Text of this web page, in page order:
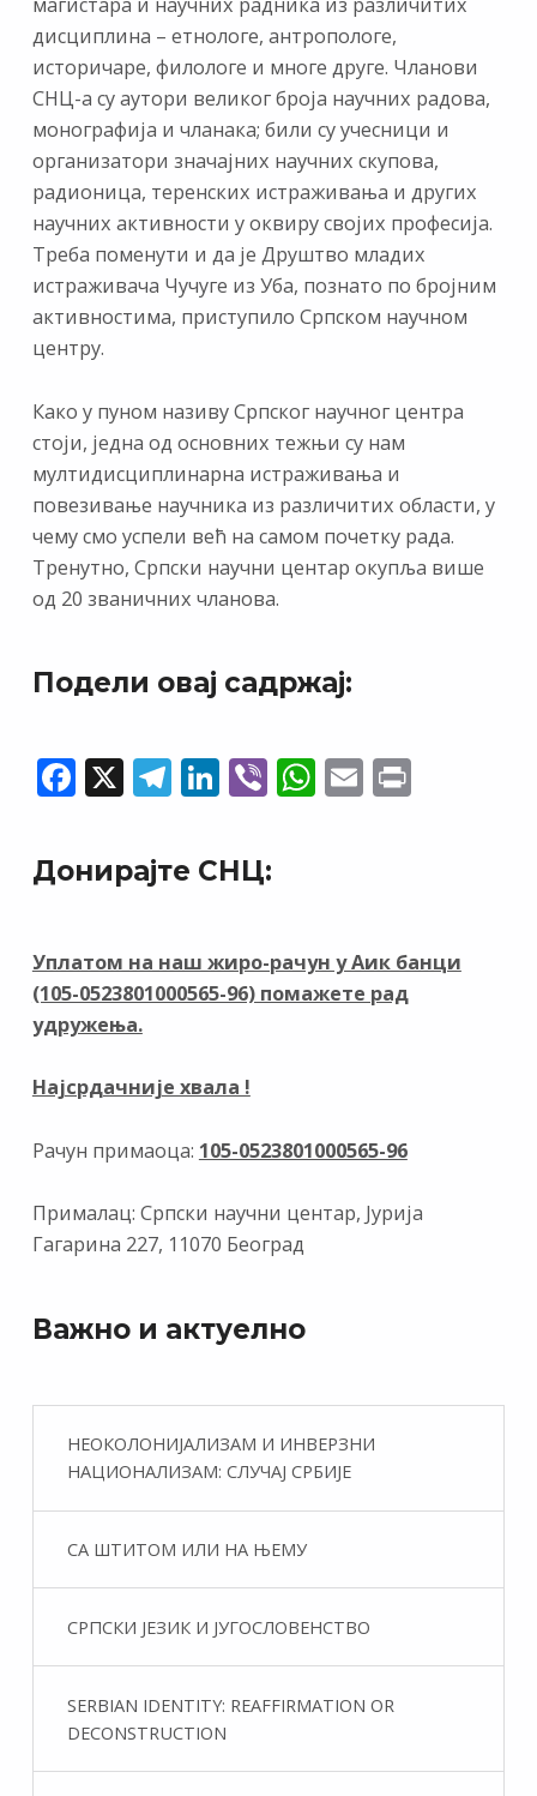
дисциплина – етнологе, антропологе,
историчаре, филологе и многе друге. Чланови
СНЦ-а су аутори великог броја научних радова,
монографија и чланака; били су учесници и
организатори значајних научних скупова,
радионица, теренских истраживања и других
научних активности у оквиру својих професија.
Треба поменути и да је Друштво младих
истраживача Чучуге из Уба, познато по бројним
активностима, приступило Српском научном
центру.
Како у пуном називу Српског научног центра
стоји, једна од основних тежњи су нам
мултидисциплинарна истраживања и
повезивање научника из различитих области, у
чему смо успели већ на самом почетку рада.
Тренутно, Српски научни центар окупља више
од 20 званичних чланова.
Подели овај садржај:
F
e
b
o
k
X T
e
gr
m
Li
k
e
n
Vi
er
W
p
p
E Pr
Донирајте СНЦ:
Уплатом на наш жиро-рачун у Аик банци
(105-0523801000565-96) помажете рад
удружења.
Најсрдачније хвала !
Рачун примаоца: 105-0523801000565-96
Прималац: Српски научни центар, Јурија
Гагарина 227, 11070 Београд
Важно и актуелно
НЕОКОЛОНИЈАЛИЗАМ И ИНВЕРЗНИ
НАЦИОНАЛИЗАМ: СЛУЧАЈ СРБИЈЕ
СА ШТИТОМ ИЛИ НА ЊЕМУ
СРПСКИ ЈЕЗИК И ЈУГОСЛОВЕНСТВО
SERBIAN IDENTITY: REAFFIRMATION OR
DECONSTRUCTION